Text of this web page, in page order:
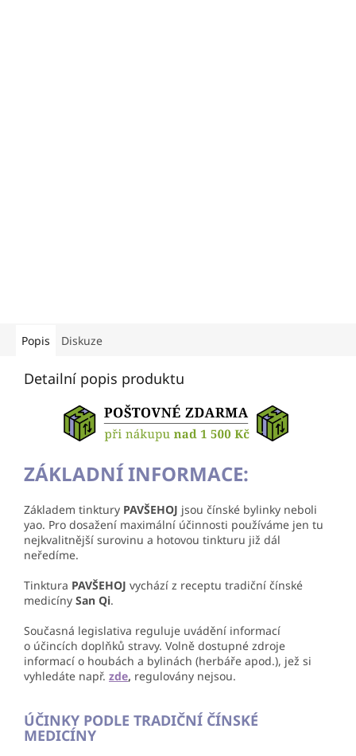
Popis Diskuze
Detailní popis produktu
ZÁKLADNÍ INFORMACE:
Základem tinktury PAVŠEHOJ jsou čínské bylinky neboli
yao. Pro dosažení maximální účinnosti používáme jen tu
nejkvalitnější surovinu a hotovou tinkturu již dál
neředíme.
Tinktura PAVŠEHOJ vychází z receptu tradiční čínské
medicíny San Qi.
Současná legislativa reguluje uvádění informací
o účincích doplňků stravy. Volně dostupné zdroje
informací o houbách a bylinách (herbáře apod.), jež si
vyhledáte např. zde, regulovány nejsou.
ÚČINKY PODLE TRADIČNÍ ČÍNSKÉ
MEDICÍNY